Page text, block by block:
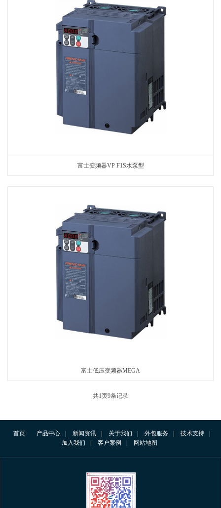
富士变频器VP F1S水泵型
富士低压变频器MEGA
共1页9条记录
首页 产品中心 新闻资讯 关于我们 外包服务 技术支持
加入我们
客户案例 网站地图